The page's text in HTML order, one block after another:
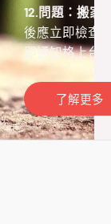
12.問題：搬家
後應立即檢查
即通知格上台
了解更多